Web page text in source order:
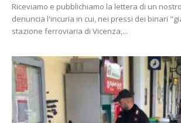
Riceviamo e pubblichiamo la lettera di un
denuncia l'incuria in cui, nei pressi dei binari
stazione ferroviaria di Vicenza,...